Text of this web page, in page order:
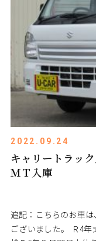
2022.09.24
キャリートラッ
ＭＴ入庫
追記：こちらのお車
ございました。 Ｒ4